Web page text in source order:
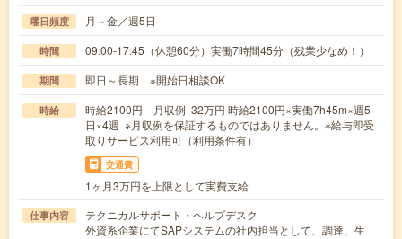
曜日頻度 月～金／週5日
時間 09:00-17:45（休憩60分）実働7時間45分（残業少なめ！）
期間 即日～長期 ※開始日相談OK
時給
時給2100円 月収例 32万円 時給2100円×実働7h45m×週5
日×4週 ※月収例を保証するものではありません。※給与即受
取りサービス利用可（利用条件有）
交通費
1ヶ月3万円を上限として実費支給
仕事内容
テクニカルサポート・ヘルプデスク
外資系企業にてSAPシステムの社内担当として、調達、生